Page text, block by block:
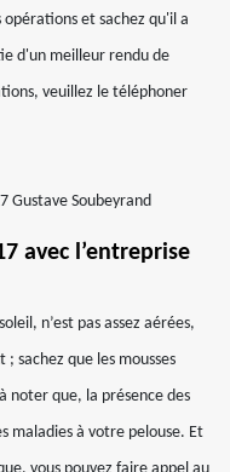
et sachez qu'il a
d'un meilleur rendu de
veuillez le téléphoner
avec l’entreprise
n’est pas assez aérées,
sachez que les mousses
noter que, la présence des
maladies à votre pelouse. Et